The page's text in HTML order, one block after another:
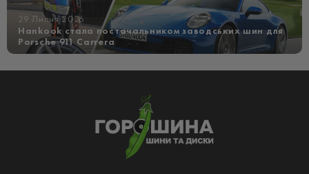
29 Липня 2026
Hankook стала постачальником заводських шин для
Porsche 911 Carrera